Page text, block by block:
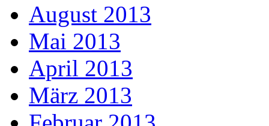
August 2013
Mai 2013
April 2013
März 2013